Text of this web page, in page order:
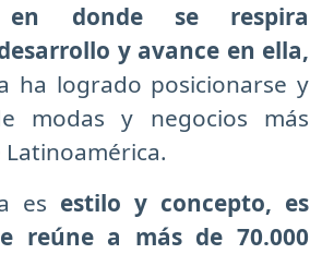
en donde se respira
y avance en ella,
ha logrado posicionarse y
modas y negocios más
es estilo y concepto, es
reúne a más de 70.000